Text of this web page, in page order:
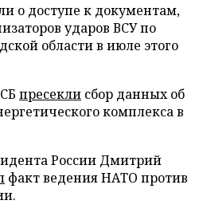
о доступе к документам,
ударов ВСУ по
области в июле этого
пресекли сбор данных об
комплекса в
России Дмитрий
факт ведения НАТО против